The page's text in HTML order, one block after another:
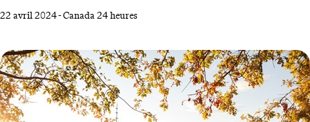
à merveille : Toronto est l’une des villes les plus cosmopolites au
métropole uniforme, c’est un patchwork de quartiers :
22 avril 2024-Canada 24 heures